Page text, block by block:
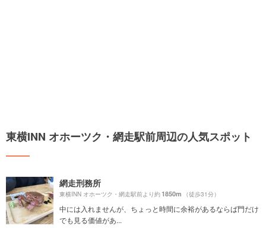
東横INN オホーツク・網走駅前周辺の人気スポット
網走刑務所
東横INN オホーツク・網走駅前より約1850m （徒歩31分）
中には入れませんが、ちょっと時間に余裕があるならば門だけ
でも見る価値があ...